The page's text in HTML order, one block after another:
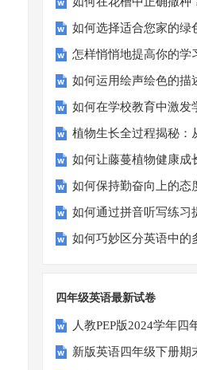
如何选择适合您家的绿
怎样悄悄地提高你的学
如何运用绘声绘色的描
如何在学校教育中激发
植物生长全过程揭秘：
如何让藤蔓植物健康成
如何保持勤奋向上的态
如何通过拼音听写练习
如何巧妙区分英语中的
四年级英语最新试卷
人教PEP版2024学年四
新版英语四年级下册期